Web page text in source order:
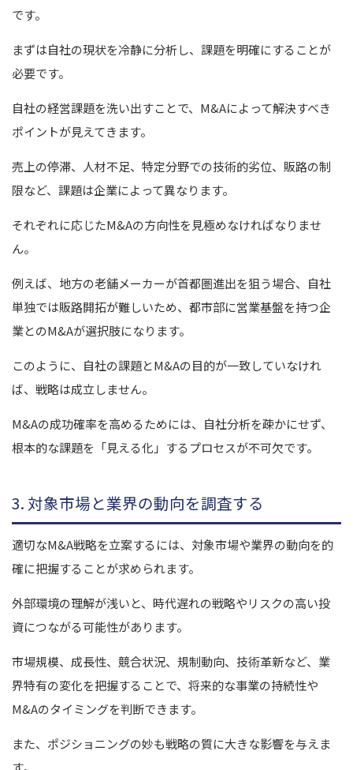
です。
まずは自社の現状を冷静に分析し、課題を明確にすることが
必要です。
自社の経営課題を洗い出すことで、M&Aによって解決すべき
ポイントが見えてきます。
売上の停滞、人材不足、特定分野での技術的劣位、販路の制
限など、課題は企業によって異なります。
それぞれに応じたM&Aの方向性を見極めなければなりませ
ん。
例えば、地方の老舗メーカーが首都圏進出を狙う場合、自社
単独では販路開拓が難しいため、都市部に営業基盤を持つ企
業とのM&Aが選択肢になります。
このように、自社の課題とM&Aの目的が一致していなけれ
ば、戦略は成立しません。
M&Aの成功確率を高めるためには、自社分析を疎かにせず、
根本的な課題を「見える化」するプロセスが不可欠です。
3. 対象市場と業界の動向を調査する
適切なM&A戦略を立案するには、対象市場や業界の動向を的
確に把握することが求められます。
外部環境の理解が浅いと、時代遅れの戦略やリスクの高い投
資につながる可能性があります。
市場規模、成長性、競合状況、規制動向、技術革新など、業
界特有の変化を把握することで、将来的な事業の持続性や
M&Aのタイミングを判断できます。
また、ポジショニングの妙も戦略の質に大きな影響を与えま